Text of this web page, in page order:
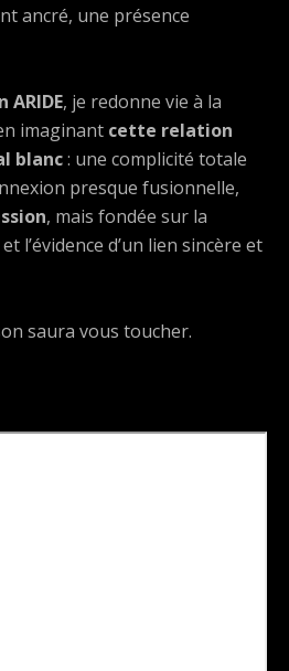
ancré, une présence
ARIDE, je redonne vie à la
imaginant cette relation
blanc: une complicité totale
presque fusionnelle,
, mais fondée sur la
l’évidence d’un lien sincère et
saura vous toucher.